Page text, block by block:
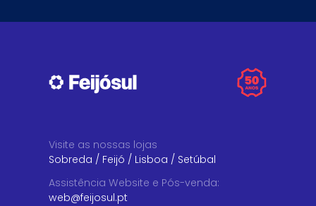
Visite as nossas lojas
Sobreda / Feijó / Lisboa / Setúbal
Assistência Website e Pós-venda:
web@feijosul.pt